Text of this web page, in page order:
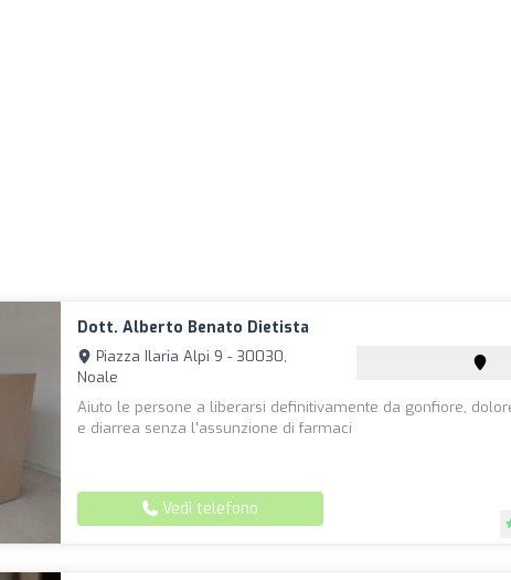
Dott. Alberto Benato Dietista
Piazza Ilaria Alpi 9 - 30030,
Noale
Aiuto le persone a liberarsi definitivamente da gonfiore,
e diarrea senza l'assunzione di farmaci
Vedi telefono